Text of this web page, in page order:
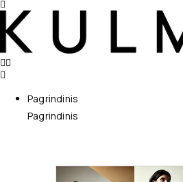
Pagrindinis
Pagrindinis